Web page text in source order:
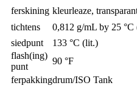
ferskining kleurleaze,
tichtens
0,812 g/mL by 25 °C
siedpunt
133 °C (lit.)
flash(ing)
punt
90 °F
ferpakkingdrum/ISO Tank